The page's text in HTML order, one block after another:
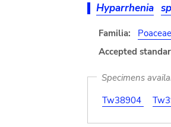
Hyparrhenia
Familia:
Poaceae
Accepted
Specimens
Tw38904